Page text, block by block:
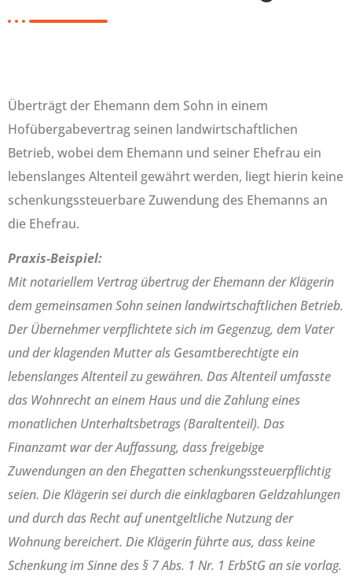
Überträgt der Ehemann dem Sohn in einem
Hofübergabevertrag seinen landwirtschaftlichen
Betrieb, wobei dem Ehemann und seiner Ehefrau ein
lebenslanges Altenteil gewährt werden, liegt hierin keine
schenkungssteuerbare Zuwendung des Ehemanns an
die Ehefrau.
Praxis-Beispiel:
Mit notariellem Vertrag übertrug der Ehemann der Klägerin
dem gemeinsamen Sohn seinen landwirtschaftlichen Betrieb.
Der Übernehmer verpflichtete sich im Gegenzug, dem Vater
und der klagenden Mutter als Gesamtberechtigte ein
lebenslanges Altenteil zu gewähren. Das Altenteil umfasste
das Wohnrecht an einem Haus und die Zahlung eines
monatlichen Unterhaltsbetrags (Baraltenteil). Das
Finanzamt war der Auffassung, dass freigebige
Zuwendungen an den Ehegatten schenkungssteuerpflichtig
seien. Die Klägerin sei durch die einklagbaren Geldzahlungen
und durch das Recht auf unentgeltliche Nutzung der
Wohnung bereichert. Die Klägerin führte aus, dass keine
Schenkung im Sinne des § 7 Abs. 1 Nr. 1 ErbStG an sie vorlag.